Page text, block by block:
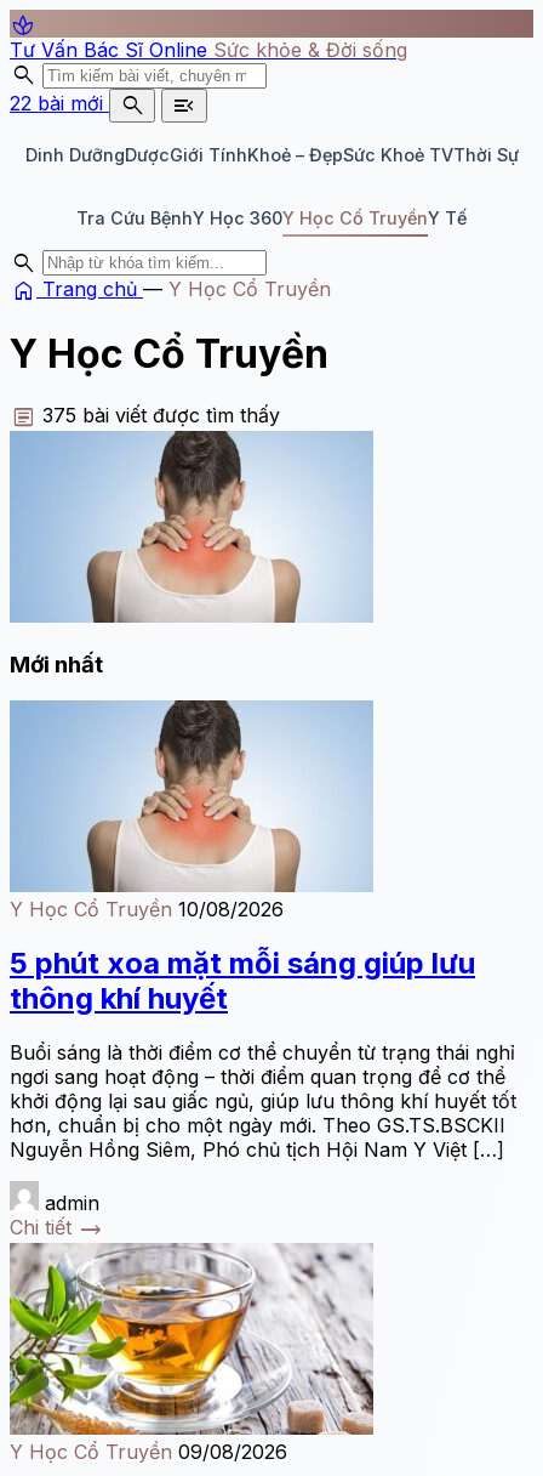
spa
Tư Vấn Bác Sĩ Online Sức khỏe & Đời sống
search
22 bài mới search menu_open
Dinh DưỡngDượcGiới TínhKhoẻ – ĐẹpSức Khoẻ TVThời Sự
Tra Cứu BệnhY Học 360Y Học Cổ TruyềnY Tế
search
home Trang chủ — Y Học Cổ Truyền
Y Học Cổ Truyền
article 375 bài viết được tìm thấy
Mới nhất
Y Học Cổ Truyền 10/08/2026
5 phút xoa mặt mỗi sáng giúp lưu
thông khí huyết
Buổi sáng là thời điểm cơ thể chuyển từ trạng thái nghỉ
ngơi sang hoạt động – thời điểm quan trọng để cơ thể
khởi động lại sau giấc ngủ, giúp lưu thông khí huyết tốt
hơn, chuẩn bị cho một ngày mới. Theo GS.TS.BSCKII
Nguyễn Hồng Siêm, Phó chủ tịch Hội Nam Y Việt […]
admin
Chi tiết trending_flat
Y Học Cổ Truyền 09/08/2026